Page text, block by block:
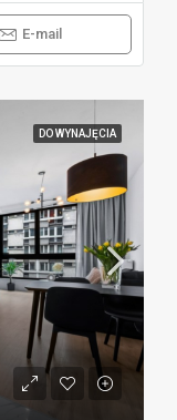
E-mail
DO WYNAJĘCIA